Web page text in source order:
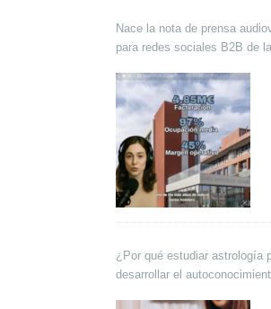
Nace la nota de prensa
para redes sociales B2B de
¿Por qué estudiar astrología
desarrollar el